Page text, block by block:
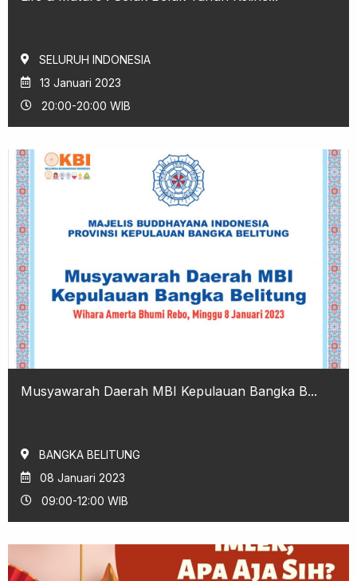
SELURUH INDONESIA
13 Januari 2023
20:00-20:00 WIB
Musyawarah Daerah MBI Kepulauan Bangka B...
BANGKA BELITUNG
08 Januari 2023
09:00-12:00 WIB